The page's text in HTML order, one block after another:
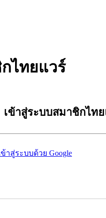
ไทยแวร์
เข้าสู่ระบบสมาชิกไท
ข้าสู่ระบบด้วย Google